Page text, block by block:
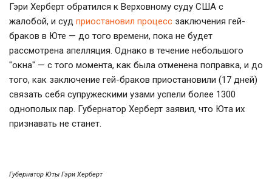
Гэри Херберт обратился к Верховному суду США с
жалобой, и суд приостановил процесс заключения гей-
браков в Юте — до того времени, пока не будет
рассмотрена апелляция. Однако в течение небольшого
"окна" — с того момента, как была отменена поправка, и до
того, как заключение гей-браков приостановили (17 дней)
связать себя супружескими узами успели более 1300
однополых пар. Губернатор Херберт заявил, что Юта их
признавать не станет.
Губернатор Юты Гэри Херберт